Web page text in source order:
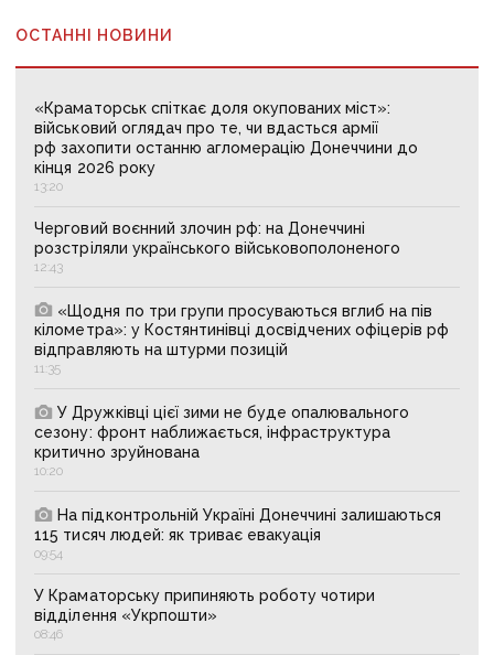
ОСТАННІ НОВИНИ
«Краматорськ спіткає доля окупованих міст»:
військовий оглядач про те, чи вдасться армії
рф захопити останню агломерацію Донеччини до
кінця 2026 року
13:20
Черговий воєнний злочин рф: на Донеччині
розстріляли українського військовополоненого
12:43
«Щодня по три групи просуваються вглиб на пів
кілометра»: у Костянтинівці досвідчених офіцерів рф
відправляють на штурми позицій
11:35
У Дружківці цієї зими не буде опалювального
сезону: фронт наближається, інфраструктура
критично зруйнована
10:20
На підконтрольній Україні Донеччині залишаються
115 тисяч людей: як триває евакуація
09:54
У Краматорську припиняють роботу чотири
відділення «Укрпошти»
08:46